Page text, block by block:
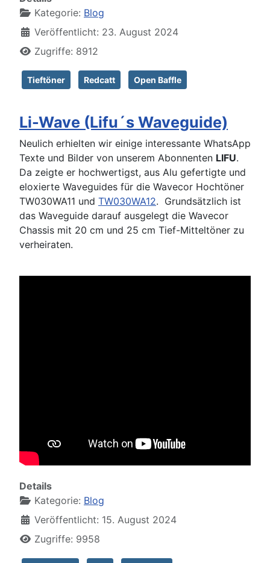
Kategorie: Blog
Veröffentlicht: 23. August 2024
Zugriffe: 8912
Tieftöner Redcatt Open Baffle
Li-Wave (Lifu´s Waveguide)
Neulich erhielten wir einige interessante WhatsApp
Texte und Bilder von unserem Abonnenten LIFU.
Da zeigte er hochwertigst, aus Alu gefertigte und
eloxierte Waveguides für die Wavecor Hochtöner
TW030WA11 und TW030WA12. Grundsätzlich ist
das Waveguide darauf ausgelegt die Wavecor
Chassis mit 20 cm und 25 cm Tief-Mitteltöner zu
verheiraten.
Details
Kategorie: Blog
Veröffentlicht: 15. August 2024
Zugriffe: 9958